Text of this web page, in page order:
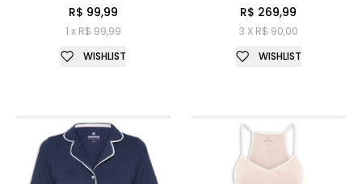
R$ 99,99
1 x R$ 99,99
WISHLIST
R$ 269,99
3 X R$ 90,00
WISHLIST